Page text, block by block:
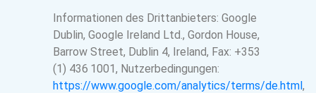
Informationen des Drittanbieters: Google
Dublin, Google Ireland Ltd., Gordon House,
Barrow Street, Dublin 4, Ireland, Fax: +353
(1) 436 1001, Nutzerbedingungen:
https://www.google.com/analytics/terms/de.html,